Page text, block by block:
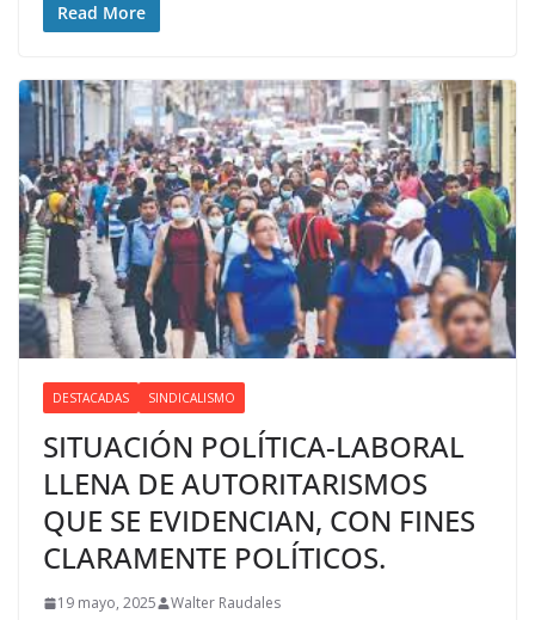
Read More
DESTACADAS SINDICALISMO
SITUACIÓN POLÍTICA-LABORAL
LLENA DE AUTORITARISMOS
QUE SE EVIDENCIAN, CON FINES
CLARAMENTE POLÍTICOS.
19 mayo, 2025 Walter Raudales